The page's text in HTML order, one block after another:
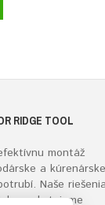
RIDGE TOOL
montáž
a kúrenárske
Naše
poskytujeme